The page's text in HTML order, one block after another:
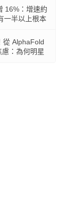
16%：增速約
一半以上根本
從 AlphaFold
：為何明星